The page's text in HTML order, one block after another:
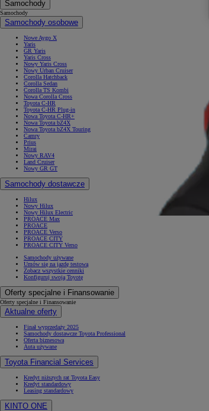
Samochody
Samochody
Samochody osobowe
Nowe Aygo X
Yaris
GR Yaris
Yaris Cross
Nowy Yaris Cross
Nowy Urban Cruiser
Corolla Hatchback
Corolla Sedan
Corolla TS Kombi
Nowa Corolla Cross
Toyota C-HR
Toyota C-HR Plug-in
Nowa Toyota C-HR+
Nowa Toyota bZ4X
Nowa Toyota bZ4X Touring
Camry
Prius
Mirai
Nowy RAV4
Land Cruiser
Nowy GR GT
Samochody dostawcze
Hilux
Nowy Hilux
Nowy Hilux Electric
PROACE Max
PROACE
PROACE Verso
PROACE CITY
PROACE CITY Verso
Samochody używane
Umów się na jazdę testową
Zobacz wszystkie cenniki
Konfiguruj swoją Toyotę
Oferty specjalne i Finansowanie
Oferty specjalne i Finansowanie
Aktualne oferty
Finał wyprzedaży 2025
Samochody dostawcze Toyota Professional
Oferta biznesowa
Auta używane
Toyota Financial Services
Kredyt niższych rat Toyota Easy
Kredyt standardowy
Leasing standardowy
KINTO ONE